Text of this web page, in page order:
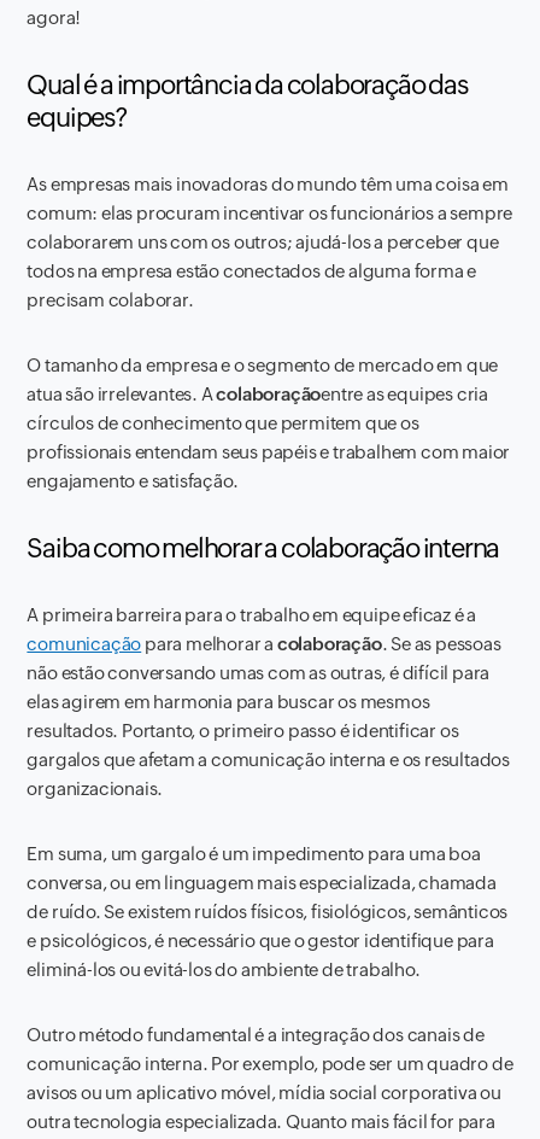
agora!
Qual é a importância da colaboração das
equipes?
As empresas mais inovadoras do mundo têm uma coisa em
comum: elas procuram incentivar os funcionários a sempre
colaborarem uns com os outros; ajudá-los a perceber que
todos na empresa estão conectados de alguma forma e
precisam colaborar.
O tamanho da empresa e o segmento de mercado em que
atua são irrelevantes. Acolaboraçãoentre as equipes cria
círculos de conhecimento que permitem que os
profissionais entendam seus papéis e trabalhem com maior
engajamento e satisfação.
Saiba como melhorar a colaboração interna
A primeira barreira para o trabalho em equipe eficaz é a
comunicação para melhorar a colaboração. Se as pessoas
não estão conversando umas com as outras, é difícil para
elas agirem em harmonia para buscar os mesmos
resultados. Portanto, o primeiro passo é identificar os
gargalos que afetam a comunicação interna e os resultados
organizacionais.
Em suma, um gargalo é um impedimento para uma boa
conversa, ou em linguagem mais especializada, chamada
de ruído. Se existem ruídos físicos, fisiológicos, semânticos
e psicológicos, é necessário que o gestor identifique para
eliminá-los ou evitá-los do ambiente de trabalho.
Outro método fundamental é a integração dos canais de
comunicação interna. Por exemplo, pode ser um quadro de
avisos ou um aplicativo móvel, mídia social corporativa ou
outra tecnologia especializada. Quanto mais fácil for para